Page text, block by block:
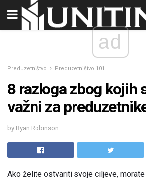
ad
Preduzetništvo Preduzetništvo 101
8 razloga zbog kojih
važni za
by Ryan Robinson
Ako želite ostvariti svoje ciljeve,